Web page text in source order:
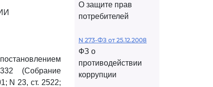
(Собрание
N 23, ст. 2522;
О защите прав
потребителей
N 273-ФЗ от 25.12.2008
ФЗ о
противодействии
коррупции